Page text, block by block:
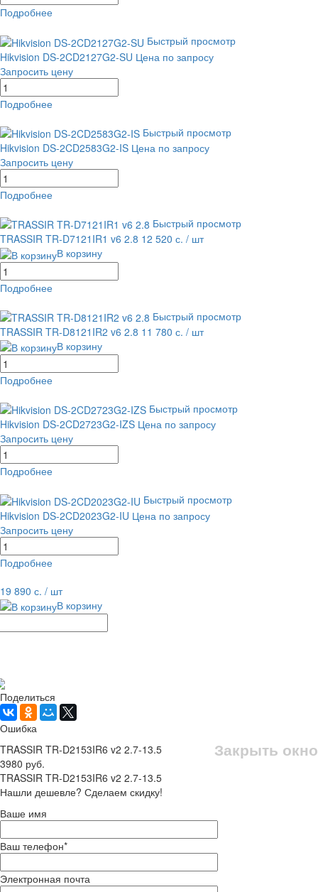
Подробнее
Быстрый просмотр
Hikvision DS-2CD2127G2-SU Цена по запросу
Запросить цену
Подробнее
Быстрый просмотр
Hikvision DS-2CD2583G2-IS Цена по запросу
Запросить цену
Подробнее
Быстрый просмотр
TRASSIR TR-D7121IR1 v6 2.8 12 520 с. / шт
В корзину
Подробнее
Быстрый просмотр
TRASSIR TR-D8121IR2 v6 2.8 11 780 с. / шт
В корзину
Подробнее
Быстрый просмотр
Hikvision DS-2CD2723G2-IZS Цена по запросу
Запросить цену
Подробнее
Быстрый просмотр
Hikvision DS-2CD2023G2-IU Цена по запросу
Запросить цену
Подробнее
19 890 с. / шт
В корзину
Поделиться
Ошибка
Закрыть окно
TRASSIR TR-D2153IR6 v2 2.7-13.5
3980 руб.
TRASSIR TR-D2153IR6 v2 2.7-13.5
Нашли дешевле? Сделаем скидку!
Ваше имя
Ваш телефон*
Электронная почта